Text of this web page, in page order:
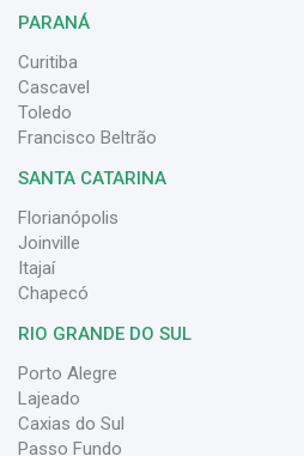
PARANÁ
Curitiba
Cascavel
Toledo
Francisco Beltrão
SANTA CATARINA
Florianópolis
Joinville
Itajaí
Chapecó
RIO GRANDE DO SUL
Porto Alegre
Lajeado
Caxias do Sul
Passo Fundo